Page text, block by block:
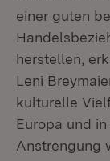
einer guten
herstellen,
Leni
kulturelle
Europa und
Anstrengung